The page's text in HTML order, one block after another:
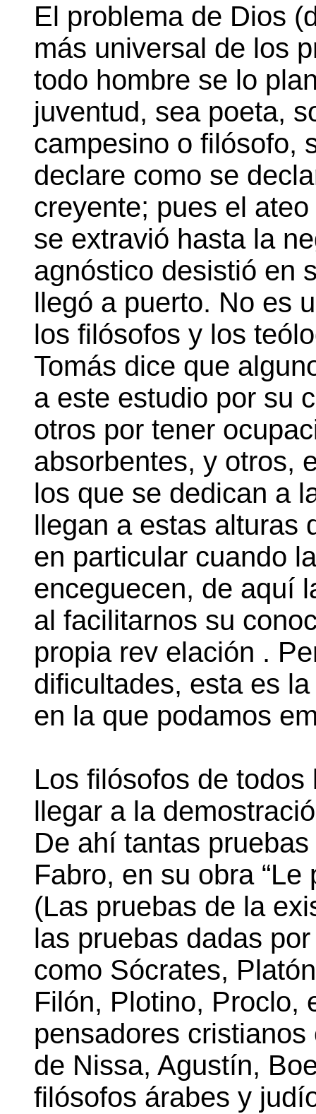
El problema de Dios
más universal de los
todo hombre se lo
juventud, sea poeta,
campesino o filósofo,
declare como se
creyente; pues el
se extravió hasta la
agnóstico desistió en
llegó a puerto. No es
los filósofos y los
Tomás dice que
a este estudio por su
otros por tener
absorbentes, y otros,
los que se dedican a
llegan a estas alturas
en particular cuando
enceguecen, de aquí
al facilitarnos su
propia rev elación .
dificultades, esta es
en la que podamos
Los filósofos de
llegar a la
De ahí tantas
Fabro, en su obra “Le
(Las pruebas de la
las pruebas dadas
como Sócrates,
Filón, Plotino, Proclo,
pensadores
de Nissa, Agustín,
filósofos árabes y